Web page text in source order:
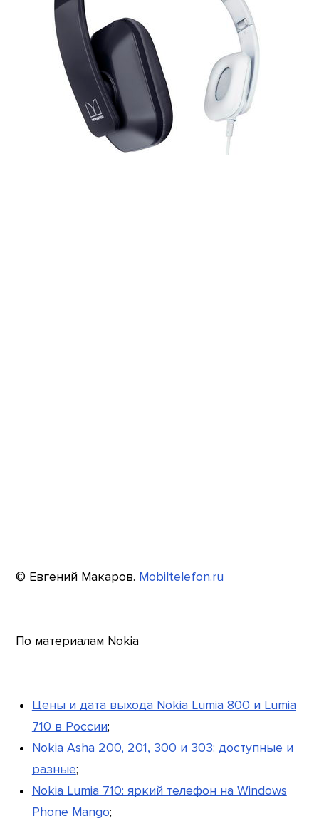
© Евгений Макаров. Mobiltelefon.ru
По материалам Nokia
Цены и дата выхода Nokia Lumia 800 и Lumia
710 в России;
Nokia Asha 200, 201, 300 и 303: доступные и
разные;
Nokia Lumia 710: яркий телефон на Windows
Phone Mango;